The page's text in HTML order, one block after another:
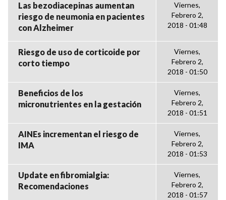
Las bezodiacepinas aumentan
riesgo de neumonia en pacientes
con Alzheimer
Viernes,
Febrero 2,
2018 - 01:48
Riesgo de uso de corticoide por
corto tiempo
Viernes,
Febrero 2,
2018 - 01:50
Beneficios de los
micronutrientes en la gestación
Viernes,
Febrero 2,
2018 - 01:51
AINEs incrementan el riesgo de
IMA
Viernes,
Febrero 2,
2018 - 01:53
Update en fibromialgia:
Recomendaciones
Viernes,
Febrero 2,
2018 - 01:57